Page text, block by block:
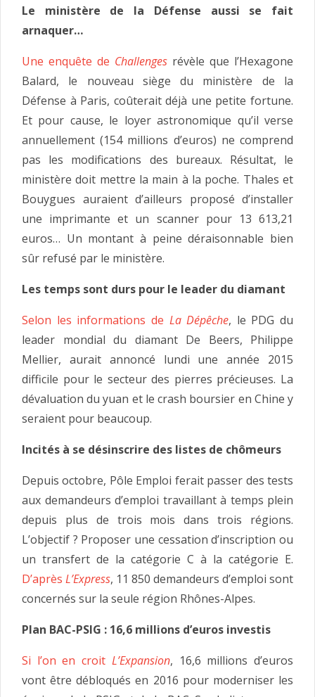
Le ministère de la Défense aussi se fait
arnaquer…
Une enquête de Challenges révèle que l’Hexagone
Balard, le nouveau siège du ministère de la
Défense à Paris, coûterait déjà une petite fortune.
Et pour cause, le loyer astronomique qu’il verse
annuellement (154 millions d’euros) ne comprend
pas les modifications des bureaux. Résultat, le
ministère doit mettre la main à la poche. Thales et
Bouygues auraient d’ailleurs proposé d’installer
une imprimante et un scanner pour 13 613,21
euros… Un montant à peine déraisonnable bien
sûr refusé par le ministère.
Les temps sont durs pour le leader du diamant
Selon les informations de La Dépêche, le PDG du
leader mondial du diamant De Beers, Philippe
Mellier, aurait annoncé lundi une année 2015
difficile pour le secteur des pierres précieuses. La
dévaluation du yuan et le crash boursier en Chine y
seraient pour beaucoup.
Incités à se désinscrire des listes de chômeurs
Depuis octobre, Pôle Emploi ferait passer des tests
aux demandeurs d’emploi travaillant à temps plein
depuis plus de trois mois dans trois régions.
L’objectif ? Proposer une cessation d’inscription ou
un transfert de la catégorie C à la catégorie E.
D’après L’Express, 11 850 demandeurs d’emploi sont
concernés sur la seule région Rhônes-Alpes.
Plan BAC-PSIG : 16,6 millions d’euros investis
Si l’on en croit L’Expansion, 16,6 millions d’euros
vont être débloqués en 2016 pour moderniser les